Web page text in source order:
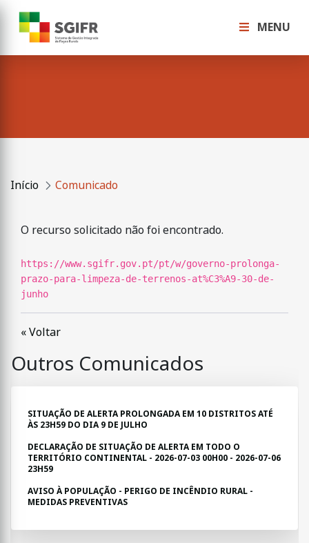
MENU
Início Comunicado
O recurso solicitado não foi encontrado.
https://www.sgifr.gov.pt/pt/w/governo-prolonga-
prazo-para-limpeza-de-terrenos-at%C3%A9-30-de-
junho
« Voltar
Outros Comunicados
SITUAÇÃO DE ALERTA PROLONGADA EM 10 DISTRITOS ATÉ
ÀS 23H59 DO DIA 9 DE JULHO
DECLARAÇÃO DE SITUAÇÃO DE ALERTA EM TODO O
TERRITÓRIO CONTINENTAL - 2026-07-03 00H00 - 2026-07-06
23H59
AVISO À POPULAÇÃO - PERIGO DE INCÊNDIO RURAL -
MEDIDAS PREVENTIVAS